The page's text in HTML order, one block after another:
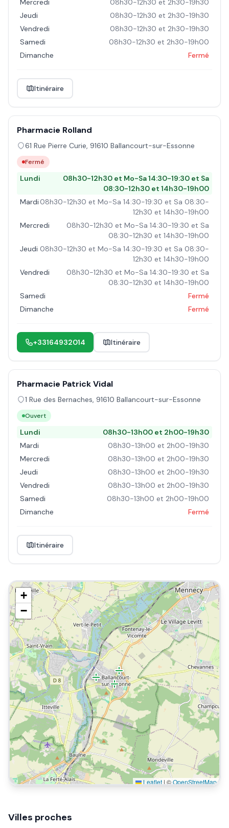
Mercredi
08h30-12h30 et 2h30-19h30
Jeudi
08h30-12h30 et 2h30-19h30
Vendredi
08h30-12h30 et 2h30-19h30
Samedi
08h30-12h30 et 2h30-19h00
Dimanche
Fermé
Itinéraire
Pharmacie Rolland
61 Rue Pierre Curie, 91610 Ballancourt-sur-Essonne
Fermé
Lundi
08h30-12h30 et Mo-Sa 14:30-19:30 et Sa
08:30-12h30 et 14h30-19h00
Mardi 08h30-12h30 et Mo-Sa 14:30-19:30 et Sa 08:30-
12h30 et 14h30-19h00
Mercredi
08h30-12h30 et Mo-Sa 14:30-19:30 et Sa
08:30-12h30 et 14h30-19h00
Jeudi 08h30-12h30 et Mo-Sa 14:30-19:30 et Sa 08:30-
12h30 et 14h30-19h00
Vendredi
08h30-12h30 et Mo-Sa 14:30-19:30 et Sa
08:30-12h30 et 14h30-19h00
Samedi
Fermé
Dimanche
Fermé
+33164932014 Itinéraire
Pharmacie Patrick Vidal
1 Rue des Bernaches, 91610 Ballancourt-sur-Essonne
Ouvert
Lundi
08h30-13h00 et 2h00-19h30
Mardi
08h30-13h00 et 2h00-19h30
Mercredi
08h30-13h00 et 2h00-19h30
Jeudi
08h30-13h00 et 2h00-19h30
Vendredi
08h30-13h00 et 2h00-19h30
Samedi
08h30-13h00 et 2h00-19h00
Dimanche
Fermé
Itinéraire
+
−
Leaflet | ©OpenStreetMap
Villes proches